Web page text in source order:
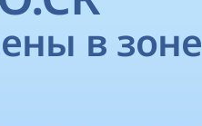
в зоне